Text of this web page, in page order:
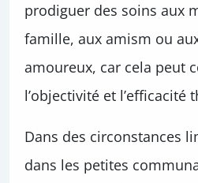
prodiguer des soins aux
famille, aux amism ou
amoureux, car cela peut
l’objectivité et l’efficacité
Dans des circonstances
dans les petites